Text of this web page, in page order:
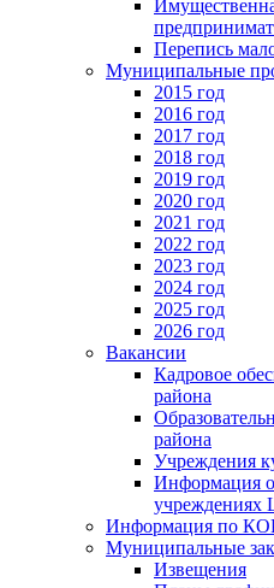
Перепись
Муниципальные
2015 год
2016 год
2017 год
2018 год
2019 год
2020 год
2021 год
2022 год
2023 год
2024 год
2025 год
2026 год
Вакансии
Кадровое
района
района
Учреждения
Информация
учреждениях
Информация по
Муниципальные
Извещения